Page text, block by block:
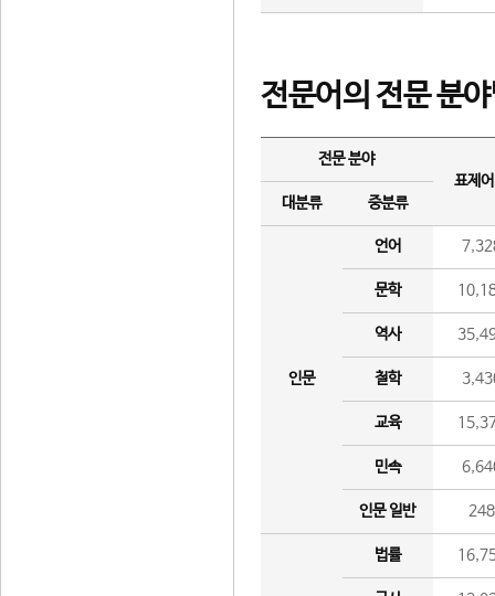
전문어의 전문 분
전문 분야
표제
대분류
중분류
인문
언어
문학
역사
철학
교육
민속
인문 일반 248
법률